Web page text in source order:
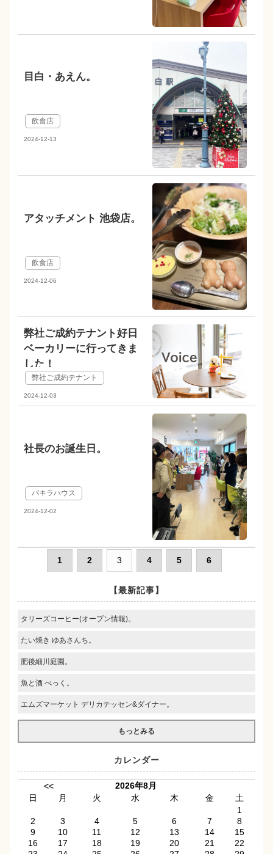
目白・あえん。
飲食店
2024-12-13
アタッチメント 池袋店。
飲食店
2024-12-06
弊社ご成約テナント好日
ベーカリーに行ってきま
した！
弊社ご成約テナント
2024-12-03
社長のお誕生日。
パキラハウス
2024-12-02
1 2 3 4 5 6
【最新記事】
タリーズコーヒー(オープン情報)。
たい焼き ゆあさんち。
肥後細川庭園。
魚と酒 べっく。
エムズマーケット デリカテッセン&ダイナー。
もっとみる
カレンダー
<<
2026年8月
日
月 火 水 木 金
土
1
2
3 4 5 6 7
8
9
10 11 12 13 14
15
16
17 18 19 20 21
22